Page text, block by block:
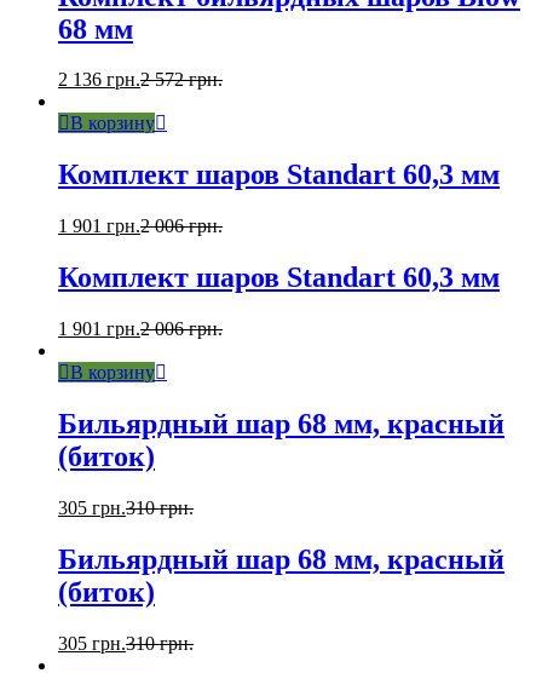
68 мм
2 136 грн.2 572грн.
В корзину
Комплект шаров Standart 60,3 мм
1 901 грн.2 006грн.
Комплект шаров Standart 60,3 мм
1 901 грн.2 006грн.
В корзину
Бильярдный шар 68 мм, красный
(биток)
305 грн.310грн.
Бильярдный шар 68 мм, красный
(биток)
305 грн.310грн.